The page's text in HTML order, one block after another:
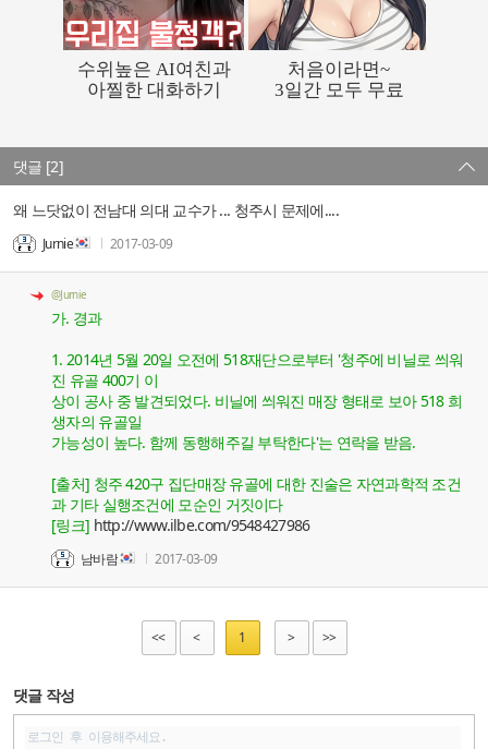
댓글 [2]
왜 느닷없이 전남대 의대 교수가 ... 청주시 문제에....
Jurnie 2017-03-09
@Jurnie
가. 경과
1. 2014년 5월 20일 오전에 518재단으로부터 '청주에 비닐로 씌워
진 유골 400기 이
상이 공사 중 발견되었다. 비닐에 씌워진 매장 형태로 보아 518 희
생자의 유골일
가능성이 높다. 함께 동행해주길 부탁한다'는 연락을 받음.
[출처] 청주 420구 집단매장 유골에 대한 진술은 자연과학적 조건
과 기타 실행조건에 모순인 거짓이다
[링크] http://www.ilbe.com/9548427986
남바람 2017-03-09
<< < 1 > >>
댓글 작성